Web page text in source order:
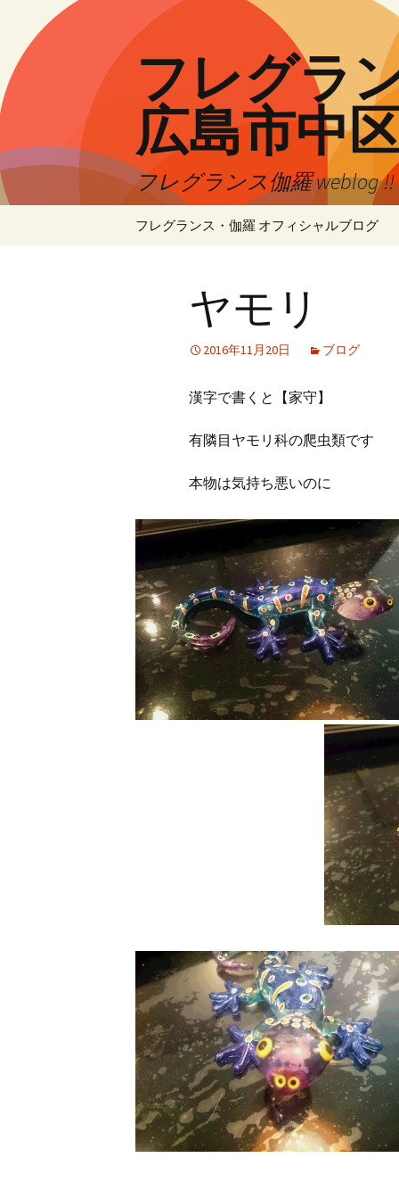
ン
ツ
へ
ッ
プ
フレグラ
広島市中
フレグランス伽羅 weblog
フレグランス・伽羅 オフィシャルブログ
ヤモリ
2016年11月20日 ブログ
漢字で書くと【家守】
有隣目ヤモリ科の爬虫類です
本物は気持ち悪いのに